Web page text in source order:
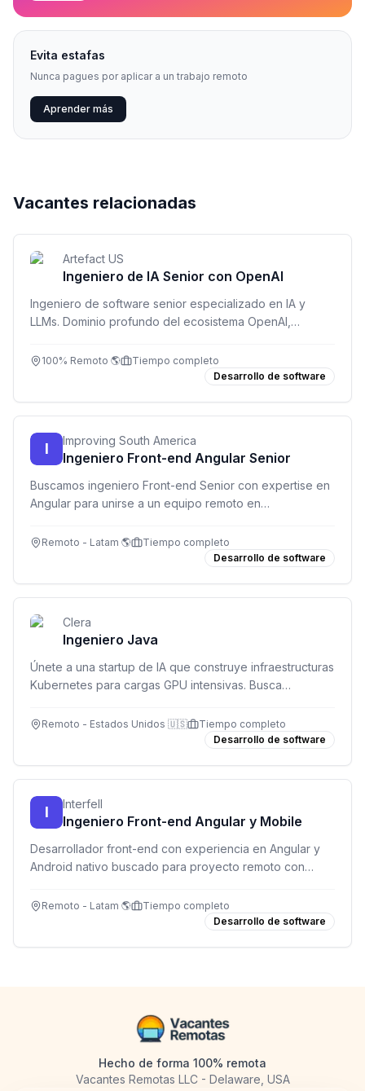
Evita estafas
Nunca pagues por aplicar a un trabajo remoto
Aprender más
Vacantes relacionadas
Artefact US
Ingeniero de IA Senior con OpenAI
Ingeniero de software senior especializado en IA y
LLMs. Dominio profundo del ecosistema OpenAI,
producción. Inglés fluido C1/C2 obligatorio.
100% Remoto 🌎
Tiempo completo
Desarrollo de software
I Improving South America
Ingeniero Front-end Angular Senior
Buscamos ingeniero Front-end Senior con expertise en
Angular para unirse a un equipo remoto en
RxJS obligatorio.
Remoto - Latam 🌎
Tiempo completo
Desarrollo de software
Clera
Ingeniero Java
Únete a una startup de IA que construye infraestructuras
Kubernetes para cargas GPU intensivas. Busca
backend robustos.
Remoto - Estados Unidos 🇺🇸
Tiempo completo
Desarrollo de software
I Interfell
Ingeniero Front-end Angular y Mobile
Desarrollador front-end con experiencia en Angular y
Android nativo buscado para proyecto remoto con
Remoto - Latam 🌎
Tiempo completo
Desarrollo de software
Hecho de forma 100% remota
Vacantes Remotas LLC - Delaware, USA